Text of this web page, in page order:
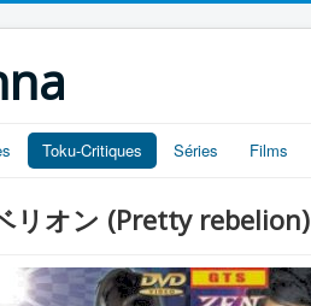
Toku-Critiques Séries Films
リオン (Pretty rebelion)